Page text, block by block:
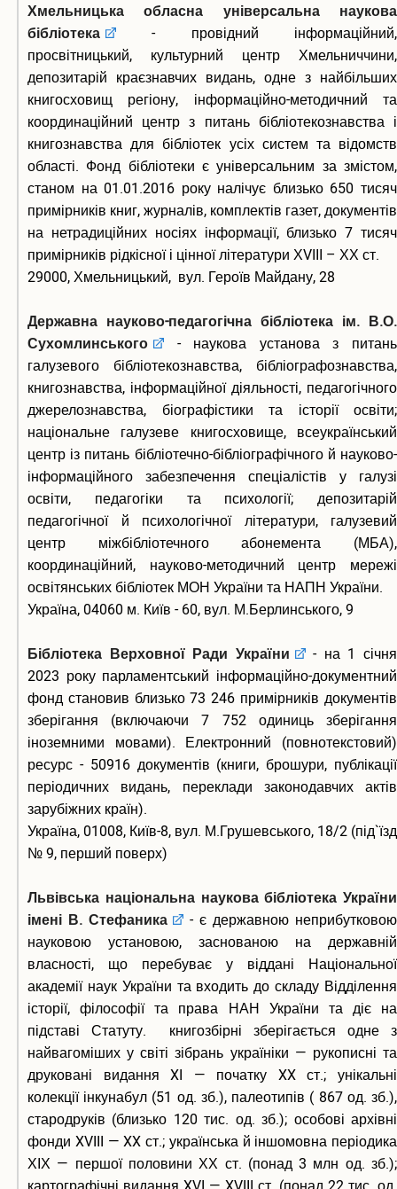
Хмельницька обласна універсальна наукова
бібліотека
- провідний інформаційний,
просвітницький, культурний центр Хмельниччини,
депозитарій краєзнавчих видань, одне з найбільших
книгосховищ регіону, інформаційно-методичний та
координаційний центр з питань бібліотекознавства і
книгознавства для бібліотек усіх систем та відомств
області. Фонд бібліотеки є універсальним за змістом,
станом на 01.01.2016 року налічує близько 650 тисяч
примірників книг, журналів, комплектів газет, документів
на нетрадиційних носіях інформації, близько 7 тисяч
примірників рідкісної і цінної літератури ХVІІІ – ХХ ст.
29000, Хмельницький, вул. Героїв Майдану, 28
Державна науково-педагогічна бібліотека ім. В.О.
Сухомлинського
- наукова установа з питань
галузевого бібліотекознавства, бібліографознавства,
книгознавства, інформаційної діяльності, педагогічного
джерелознавства, біографістики та історії освіти;
національне галузеве книгосховище, всеукраїнський
центр із питань бібліотечно-бібліографічного й науково-
інформаційного забезпечення спеціалістів у галузі
освіти, педагогіки та психології; депозитарій
педагогічної й психологічної літератури, галузевий
центр міжбібліотечного абонемента (МБА),
координаційний, науково-методичний центр мережі
освітянських бібліотек МОН України та НАПН України.
Україна, 04060 м. Київ - 60, вул. М.Берлинського, 9
Бібліотека Верховної Ради України
- на 1 січня
2023 року парламентський інформаційно-документний
фонд становив близько 73 246 примірників документів
зберігання (включаючи 7 752 одиниць зберігання
іноземними мовами). Електронний (повнотекстовий)
ресурс - 50916 документів (книги, брошури, публікації
періодичних видань, переклади законодавчих актів
зарубіжних країн).
Україна, 01008, Київ-8, вул. М.Грушевського, 18/2 (під`їзд
№ 9, перший поверх)
Львівська національна наукова бібліотека України
імені В. Стефаника
- є державною неприбутковою
науковою установою, заснованою на державній
власності, що перебуває у віддані Національної
академії наук України та входить до складу Відділення
історії, філософії та права НАН України та діє на
підставі Статуту. книгозбірні зберігається одне з
найвагоміших у світі зібрань україніки — рукописні та
друковані видання XI — початку XX ст.; унікальні
колекції інкунабул (51 од. зб.), палеотипів ( 867 од. зб.),
стародруків (близько 120 тис. од. зб.); особові архівні
фонди XVIII — XX ст.; українська й іншомовна періодика
ХІХ — першої половини ХХ ст. (понад 3 млн од. зб.);